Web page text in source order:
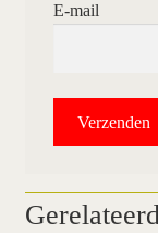
E-mail